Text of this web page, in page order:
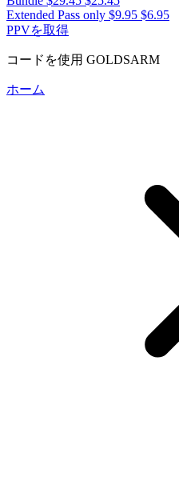
Extended Pass only $9.95 $6.95
PPVを取得
コードを使用 GOLDSARM
ホーム